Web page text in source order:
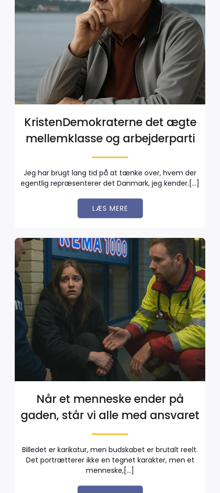
KristenDemokraterne det ægte
mellemklasse og arbejderparti
Jeg har brugt lang tid på at tænke over, hvem der
egentlig repræsenterer det Danmark, jeg kender.[…]
LÆS MERE
Når et menneske ender på
gaden, står vi alle med ansvaret
Billedet er karikatur, men budskabet er brutalt reelt.
Det portrætterer ikke en tegnet karakter, men et
menneske,[…]